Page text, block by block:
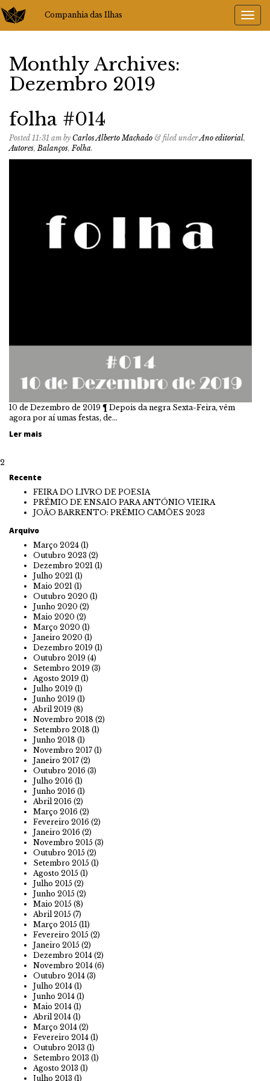
Companhia das Ilhas
Monthly Archives:
Dezembro 2019
folha #014
Posted 11:31 am by Carlos Alberto Machado & filed underAno editorial,
Autores,Balanços,Folha.
10 de Dezembro de 2019 ¶ Depois da negra Sexta-Feira, vêm
agora por aí umas festas, de…
Ler mais
2
Recente
FEIRA DO LIVRO DE POESIA
PRÉMIO DE ENSAIO PARA ANTÓNIO VIEIRA
JOÃO BARRENTO: PRÉMIO CAMÕES 2023
Arquivo
Março 2024 (1)
Outubro 2023 (2)
Dezembro 2021 (1)
Julho 2021 (1)
Maio 2021 (1)
Outubro 2020 (1)
Junho 2020 (2)
Maio 2020 (2)
Março 2020 (1)
Janeiro 2020 (1)
Dezembro 2019 (1)
Outubro 2019 (4)
Setembro 2019 (3)
Agosto 2019 (1)
Julho 2019 (1)
Junho 2019 (1)
Abril 2019 (8)
Novembro 2018 (2)
Setembro 2018 (1)
Junho 2018 (1)
Novembro 2017 (1)
Janeiro 2017 (2)
Outubro 2016 (3)
Julho 2016 (1)
Junho 2016 (1)
Abril 2016 (2)
Março 2016 (2)
Fevereiro 2016 (2)
Janeiro 2016 (2)
Novembro 2015 (3)
Outubro 2015 (2)
Setembro 2015 (1)
Agosto 2015 (1)
Julho 2015 (2)
Junho 2015 (2)
Maio 2015 (8)
Abril 2015 (7)
Março 2015 (11)
Fevereiro 2015 (2)
Janeiro 2015 (2)
Dezembro 2014 (2)
Novembro 2014 (6)
Outubro 2014 (3)
Julho 2014 (1)
Junho 2014 (1)
Maio 2014 (1)
Abril 2014 (1)
Março 2014 (2)
Fevereiro 2014 (1)
Outubro 2013 (1)
Setembro 2013 (1)
Agosto 2013 (1)
Julho 2013 (1)